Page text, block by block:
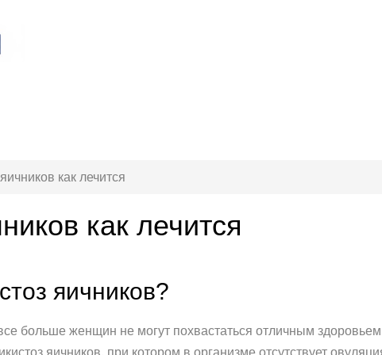
как лечится
как лечится
яичников?
больше женщин не могут похвастаться отличным
яичников, при котором в организме отсутствует